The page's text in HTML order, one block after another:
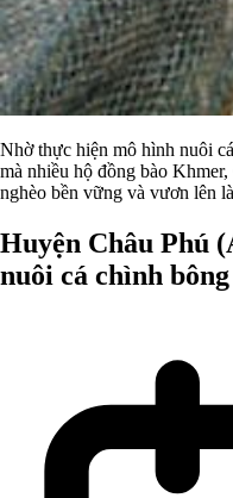
Nhờ thực hiện mô hình nuôi
mà nhiều hộ đồng bào
nghèo bền vững và vươn lên
Huyện Châu Phú
nuôi cá chình